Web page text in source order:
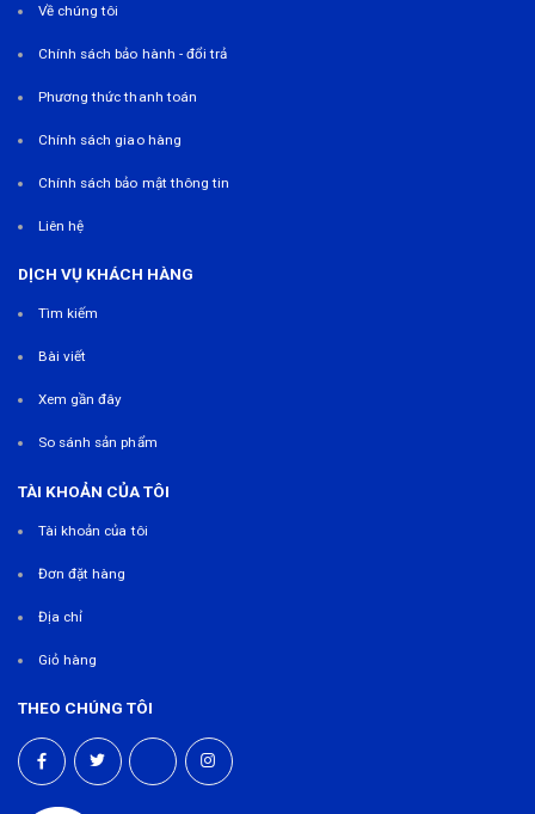
Về chúng tôi
Chính sách bảo hành - đổi trả
Phương thức thanh toán
Chính sách giao hàng
Chính sách bảo mật thông tin
Liên hệ
DỊCH VỤ KHÁCH HÀNG
Tìm kiếm
Bài viết
Xem gần đây
So sánh sản phẩm
TÀI KHOẢN CỦA TÔI
Tài khoản của tôi
Đơn đặt hàng
Địa chỉ
Giỏ hàng
THEO CHÚNG TÔI